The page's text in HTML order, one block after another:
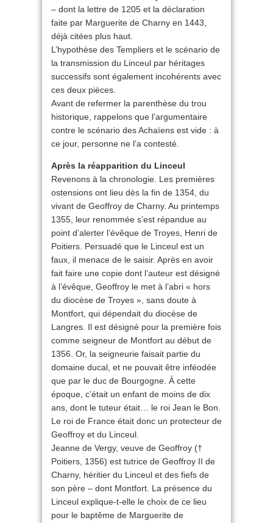
– dont la lettre de 1205 et la déclaration
faite par Marguerite de Charny en 1443,
déjà citées plus haut.
L’hypothèse des Templiers et le scénario de
la transmission du Linceul par héritages
successifs sont également incohérents avec
ces deux pièces.
Avant de refermer la parenthèse du trou
historique, rappelons que l’argumentaire
contre le scénario des Achaïens est vide : à
ce jour, personne ne l’a contesté.
Après la réapparition du Linceul
Revenons à la chronologie. Les premières
ostensions ont lieu dès la fin de 1354, du
vivant de Geoffroy de Charny. Au printemps
1355, leur renommée s’est répandue au
point d’alerter l’évêque de Troyes, Henri de
Poitiers. Persuadé que le Linceul est un
faux, il menace de le saisir. Après en avoir
fait faire une copie dont l’auteur est désigné
à l’évêque, Geoffroy le met à l’abri « hors
du diocèse de Troyes », sans doute à
Montfort, qui dépendait du diocèse de
Langres. Il est désigné pour la première fois
comme seigneur de Montfort au début de
1356. Or, la seigneurie faisait partie du
domaine ducal, et ne pouvait être inféodée
que par le duc de Bourgogne. À cette
époque, c’était un enfant de moins de dix
ans, dont le tuteur était… le roi Jean le Bon.
Le roi de France était donc un protecteur de
Geoffroy et du Linceul.
Jeanne de Vergy, veuve de Geoffroy (†
Poitiers, 1356) est tutrice de Geoffroy II de
Charny, héritier du Linceul et des fiefs de
son père – dont Montfort. La présence du
Linceul explique-t-elle le choix de ce lieu
pour le baptême de Marguerite de